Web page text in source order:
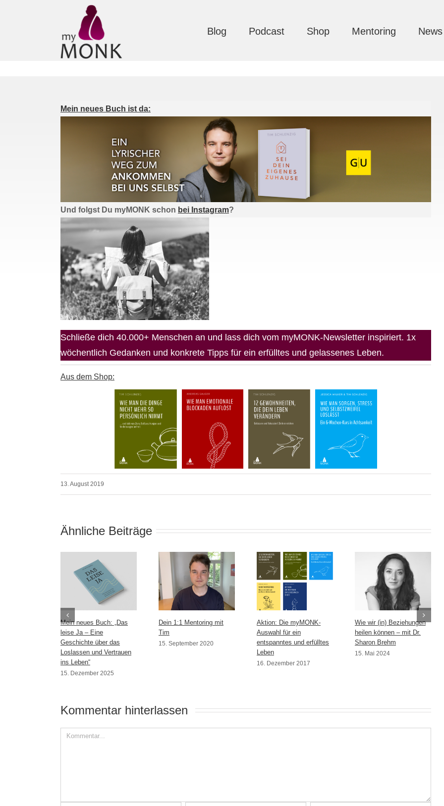
Blog Podcast Shop Mentoring News
Mein neues Buch ist da:
Und folgst Du myMONK schon bei Instagram?
Schließe dich 40.000+ Menschen an und lass dich vom myMONK-Newsletter inspiriert. 1x
wöchentlich Gedanken und konkrete Tipps für ein erfülltes und gelassenes Leben.
Aus dem Shop:
13. August 2019
Ähnliche Beiträge
Mein neues Buch: „Das
leise Ja – Eine
Geschichte über das
Loslassen und Vertrauen
ins Leben“
15. Dezember 2025
Dein 1:1 Mentoring mit
Tim
15. September 2020
Aktion: Die myMONK-
Auswahl für ein
entspanntes und erfülltes
Leben
16. Dezember 2017
Wie wir (in) Beziehungen
heilen können – mit Dr.
Sharon Brehm
15. Mai 2024
Kommentar hinterlassen